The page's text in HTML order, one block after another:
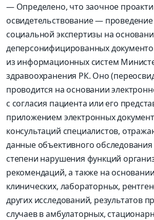
— Определено, что заочное
освидетельствование —
социальной экспертизы на
деперсонифицированных
из информационных систем
здравоохранения РК. Оно
проводится на основании
с согласия пациента или его
приложением электронных
консультаций специалистов,
данные объективного обследования
степени нарушения функций
рекомендаций, а также на
клинических, лабораторных,
других исследований, результатов
случаев в амбулаторных,